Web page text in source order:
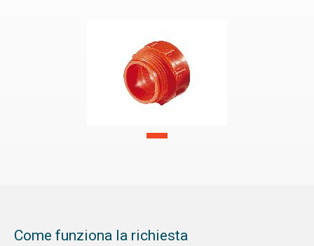
Come funziona la richiesta